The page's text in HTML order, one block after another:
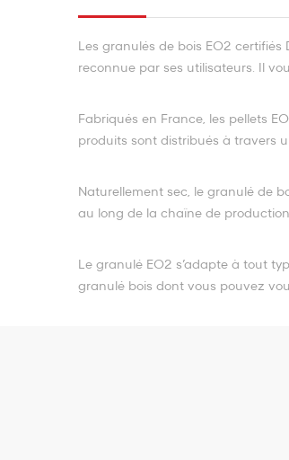
Les granulés de bois EO2
reconnue par ses utilisateurs. Il
Fabriqués en France, les pellets
produits sont distribués à travers
Naturellement sec, le granulé de
au long de la chaîne de
Le granulé EO2 s’adapte à tout
granulé bois dont vous pouvez